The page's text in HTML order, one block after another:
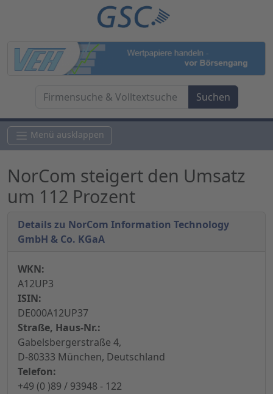
Menü ausklappen
NorCom steigert den Umsatz
um 112 Prozent
Details zu NorCom Information Technology
GmbH & Co. KGaA
WKN:
A12UP3
ISIN:
DE000A12UP37
Straße, Haus-Nr.:
Gabelsbergerstraße 4,
D-80333 München, Deutschland
Telefon:
+49 (0 )89 / 93948 - 122